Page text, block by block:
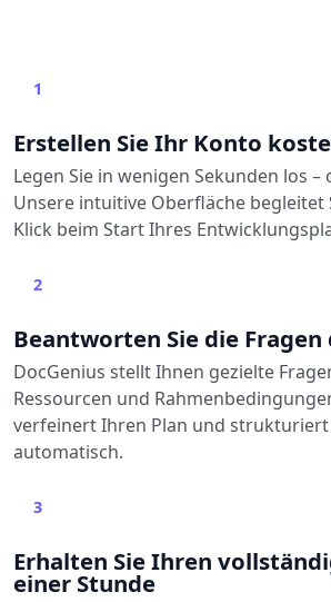
1
Erstellen Sie Ihr Konto
Legen Sie in wenigen Sekunden los
Unsere intuitive Oberfläche begleitet
Klick beim Start Ihres
2
Beantworten Sie die Fragen
DocGenius stellt Ihnen gezielte
Ressourcen und
verfeinert Ihren Plan und
automatisch.
3
Erhalten Sie Ihren
einer Stunde